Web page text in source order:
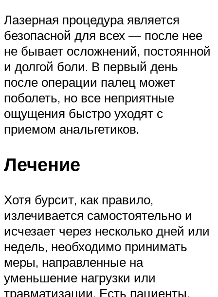
Лазерная процедура является
безопасной для всех — после нее
не бывает осложнений, постоянной
и долгой боли. В первый день
после операции палец может
поболеть, но все неприятные
ощущения быстро уходят с
приемом анальгетиков.
Лечение
Хотя бурсит, как правило,
излечивается самостоятельно и
исчезает через несколько дней или
недель, необходимо принимать
меры, направленные на
уменьшение нагрузки или
травматизации. Есть пациенты,